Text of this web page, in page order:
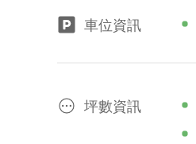
車位資訊
坪數資訊